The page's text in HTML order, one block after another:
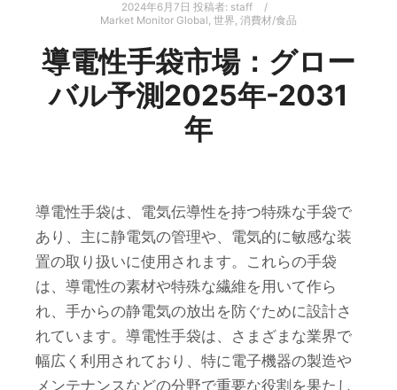
2024年6月7日 投稿者: staff
Market Monitor Global, 世界, 消費材/食品
導電性手袋市場：グロー
バル予測2025年-2031
年
導電性手袋は、電気伝導性を持つ特殊な手袋で
あり、主に静電気の管理や、電気的に敏感な装
置の取り扱いに使用されます。これらの手袋
は、導電性の素材や特殊な繊維を用いて作ら
れ、手からの静電気の放出を防ぐために設計さ
れています。導電性手袋は、さまざまな業界で
幅広く利用されており、特に電子機器の製造や
メンテナンスなどの分野で重要な役割を果たし